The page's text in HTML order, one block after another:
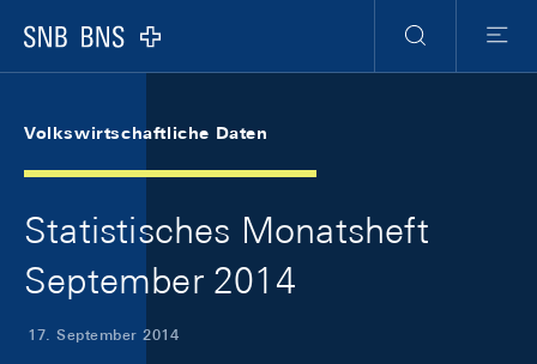
Logo
Suche
Menu
Volkswirtschaftliche Daten
Statistisches Monatsheft
September 2014
17. September 2014